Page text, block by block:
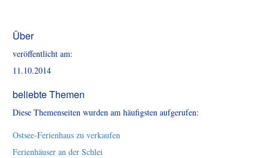
Über
veröffentlicht am:
11.10.2014
beliebte Themen
Diese Themenseiten wurden am häufigsten aufgerufen:
Ostsee-Ferienhaus zu verkaufen
Ferienhäuser an der Schlei